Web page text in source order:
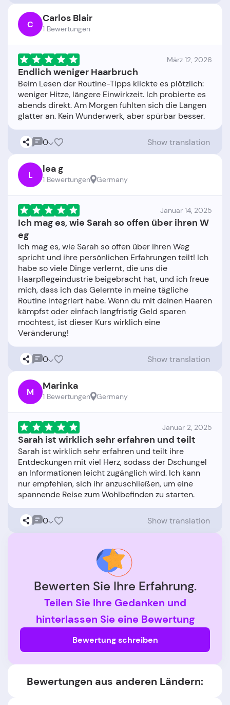
C Carlos Blair
1 Bewertungen
März 12, 2026
Endlich weniger Haarbruch
Beim Lesen der Routine-Tipps klickte es plötzlich:
weniger Hitze, längere Einwirkzeit. Ich probierte es
abends direkt. Am Morgen fühlten sich die Längen
0 Show translation
L lea g
1 Bewertungen Germany
Januar 14, 2025
Ich mag es, wie Sarah so offen über ihren W
eg
Ich mag es, wie Sarah so offen über ihren Weg
spricht und ihre persönlichen Erfahrungen teilt! Ich
habe so viele Dinge verlernt, die uns die
Haarpflegeindustrie beigebracht hat, und ich freue
mich, dass ich das Gelernte in meine tägliche
Routine integriert habe. Wenn du mit deinen Haaren
kämpfst oder einfach langfristig Geld sparen
möchtest, ist dieser Kurs wirklich eine
0 Show translation
M Marinka
1 Bewertungen Germany
Januar 2, 2025
Sarah ist wirklich sehr erfahren und teilt
Sarah ist wirklich sehr erfahren und teilt ihre
Entdeckungen mit viel Herz, sodass der Dschungel
an Informationen leicht zugänglich wird. Ich kann
nur empfehlen, sich ihr anzuschließen, um eine
0 Show translation
Bewerten Sie Ihre Erfahrung.
Teilen Sie Ihre Gedanken und
hinterlassen Sie eine Bewertung
Bewertung schreiben
Bewertungen aus anderen Ländern: